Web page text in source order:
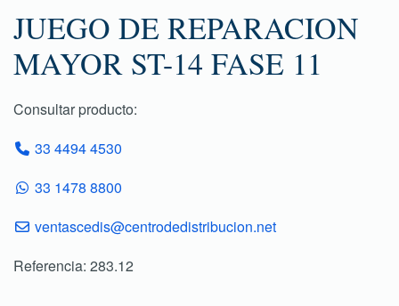
JUEGO DE REPARACION
MAYOR ST-14 FASE 11
Consultar producto:
33 4494 4530
33 1478 8800
ventascedis@centrodedistribucion.net
Referencia: 283.12